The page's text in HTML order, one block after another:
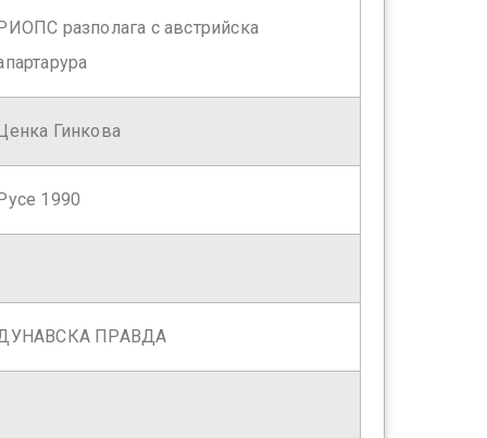
разполага с австрийска
Гинкова
1990
ПРАВДА